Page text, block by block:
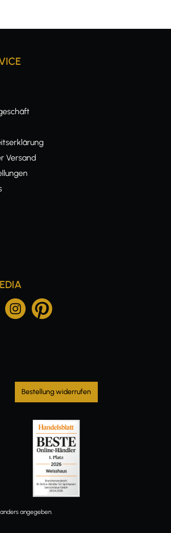
Versand
Bestellung widerrufen
angegeben.